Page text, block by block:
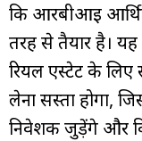
कि आरबीआई
तरह से तैयार है।
रियल एस्टेट के
लेना सस्ता होगा,
निवेशक जुड़ेंगे और